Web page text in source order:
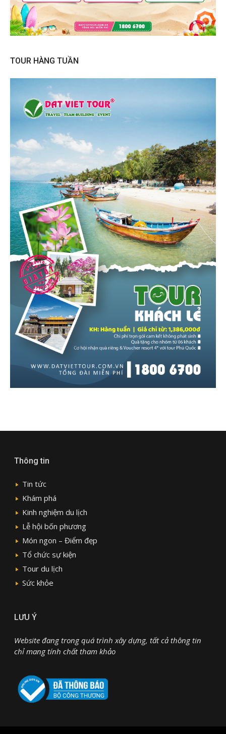
TOUR HÀNG TUẦN
Thông tin
Tin tức
Khám phá
Kinh nghiệm du lịch
Lễ hội bốn phương
Món ngon – Điểm đẹp
Tổ chức sự kiện
Tour du lịch
Sức khỏe
LƯU Ý
Website đang trong quá trình xây dựng, tất cả thông tin
chỉ mang tính chất tham khảo